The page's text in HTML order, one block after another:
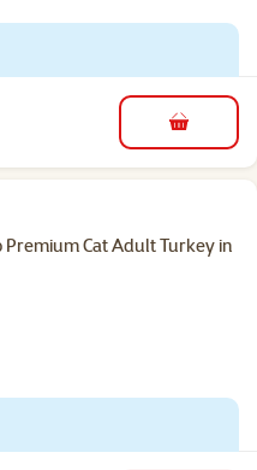
do košíku
Premium Cat Adult Turkey in